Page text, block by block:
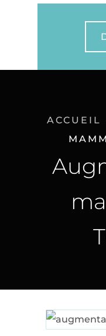
ACCUEIL